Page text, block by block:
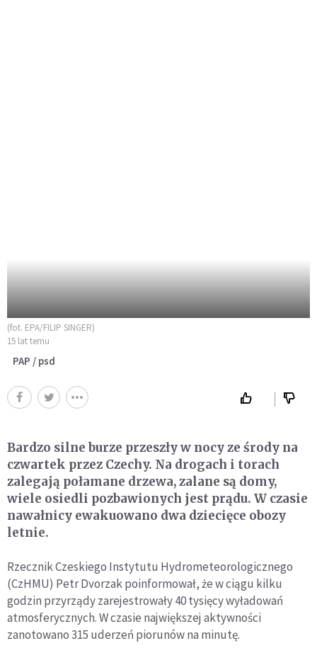
(fot. EPA/FILIP SINGER)
15 lat temu
PAP / psd
Bardzo silne burze przeszły w nocy ze środy na
czwartek przez Czechy. Na drogach i torach
zalegają połamane drzewa, zalane są domy,
wiele osiedli pozbawionych jest prądu. W czasie
nawałnicy ewakuowano dwa dziecięce obozy
letnie.
Rzecznik Czeskiego Instytutu Hydrometeorologicznego
(CzHMU) Petr Dvorzak poinformował, że w ciągu kilku
godzin przyrządy zarejestrowały 40 tysięcy wyładowań
atmosferycznych. W czasie największej aktywności
zanotowano 315 uderzeń piorunów na minutę.